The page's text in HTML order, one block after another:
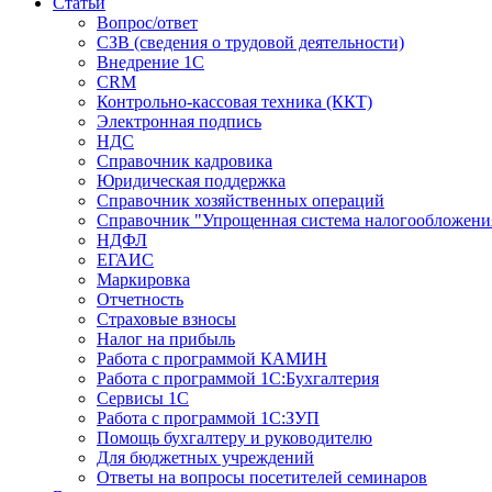
Вопрос/ответ
СЗВ (сведения о трудовой деятельности)
Внедрение 1С
CRM
Контрольно-кассовая техника (ККТ)
Электронная подпись
НДС
Справочник кадровика
Юридическая поддержка
Справочник хозяйственных операций
Справочник "Упрощенная система
НДФЛ
ЕГАИС
Маркировка
Отчетность
Страховые взносы
Налог на прибыль
Работа с программой КАМИН
Работа с программой 1С:Бухгалтерия
Сервисы 1С
Работа с программой 1С:ЗУП
Помощь бухгалтеру и руководителю
Для бюджетных учреждений
Ответы на вопросы посетителей семинаров